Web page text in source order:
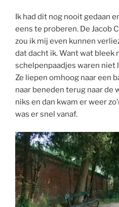
Ik had dit nog nooit gedaan
eens te proberen. De Jacob
zou ik mij even kunnen
dat dacht ik. Want wat bleek
schelpenpaadjes waren niet
Ze liepen omhoog naar een
naar beneden terug naar de
niks en dan kwam er weer
was er snel vanaf.